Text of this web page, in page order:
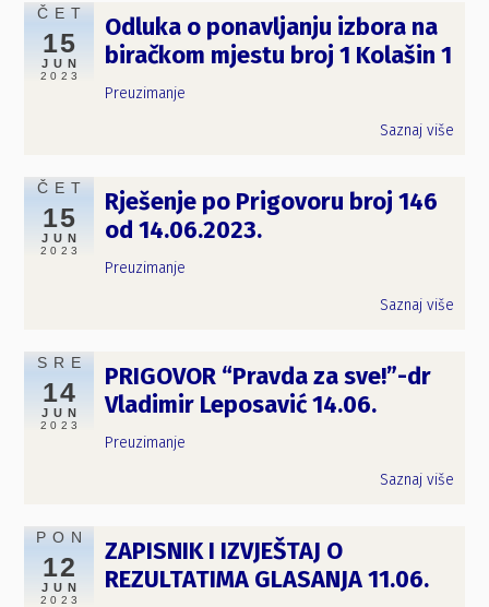
ČET
15
JUN
2023
Odluka o ponavljanju izbora na
biračkom mjestu broj 1 Kolašin 1
Preuzimanje
Saznaj više
ČET
15
JUN
2023
Rješenje po Prigovoru broj 146
od 14.06.2023.
Preuzimanje
Saznaj više
SRE
14
JUN
2023
PRIGOVOR “Pravda za sve!”-dr
Vladimir Leposavić 14.06.
Preuzimanje
Saznaj više
PON
12
JUN
2023
ZAPISNIK I IZVJEŠTAJ O
REZULTATIMA GLASANJA 11.06.